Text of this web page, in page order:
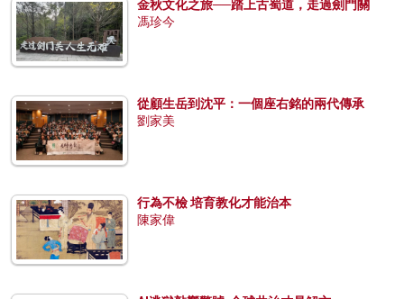
金秋文化之旅──踏上古蜀道，走過劍門關
馮珍今
從顧生岳到沈平：一個座右銘的兩代傳承
劉家美
行為不檢 培育教化才能治本
陳家偉